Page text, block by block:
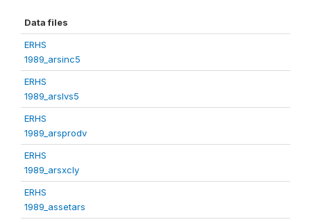
Data files
ERHS
1989_arsinc5
ERHS
1989_arslvs5
ERHS
1989_arsprodv
ERHS
1989_arsxcly
ERHS
1989_assetars